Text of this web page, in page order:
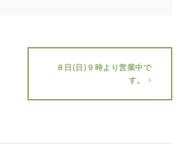
８日(日)９時より営業中で
す。